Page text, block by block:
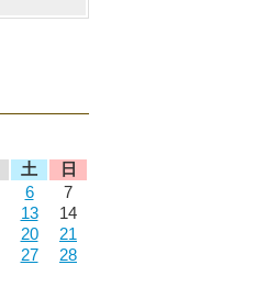
土
日
6
7
13
14
20
21
27
28